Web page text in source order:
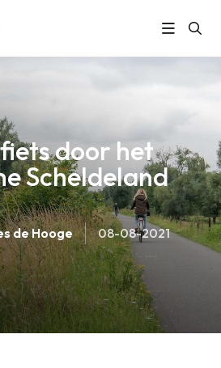
door het
Scheldeland
de Hooge 08-08-2021